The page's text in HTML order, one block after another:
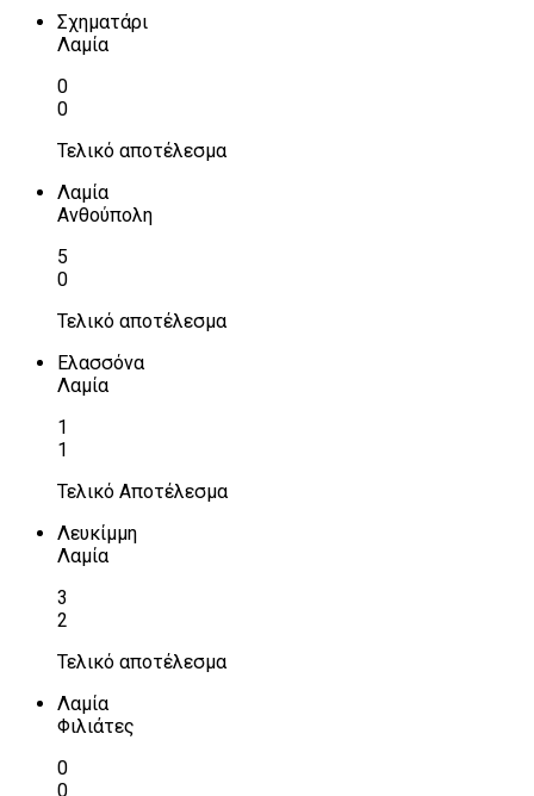
Σχηματάρι
Λαμία
0
0
Τελικό αποτέλεσμα
Λαμία
Ανθούπολη
5
0
Τελικό αποτέλεσμα
Ελασσόνα
Λαμία
1
1
Τελικό Αποτέλεσμα
Λευκίμμη
Λαμία
3
2
Τελικό αποτέλεσμα
Λαμία
Φιλιάτες
0
0